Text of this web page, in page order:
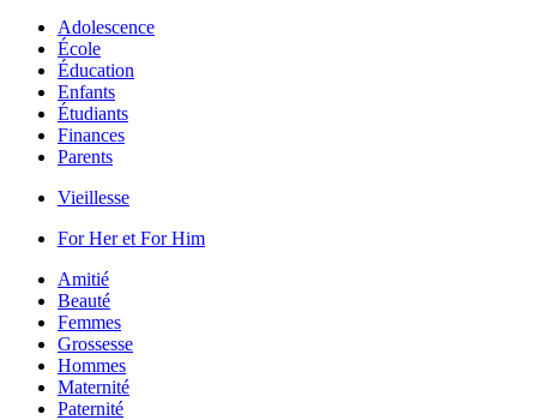
Adolescence
École
Éducation
Enfants
Étudiants
Finances
Parents
Vieillesse
For Her et For Him
Amitié
Beauté
Femmes
Grossesse
Hommes
Maternité
Paternité